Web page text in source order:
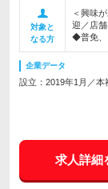
対象と
なる方
＜興味
迎／店
◆普免、
企業データ
設立：2019年1月／
求人詳細